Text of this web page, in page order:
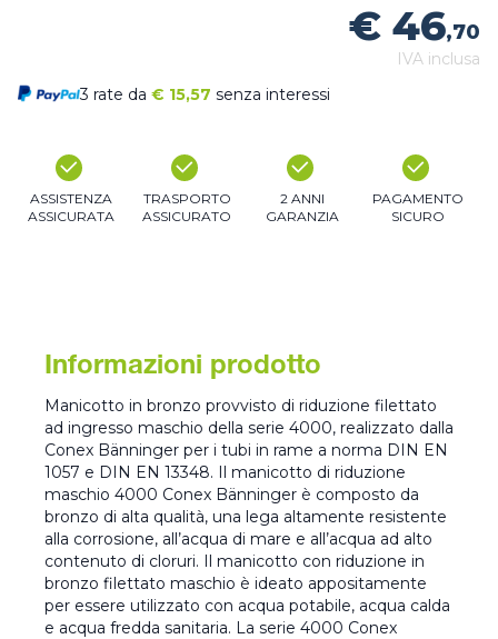
€ 46,70
IVA inclusa
3 rate da € 15,57 senza interessi
ASSISTENZA
ASSICURATA
TRASPORTO
ASSICURATO
2 ANNI
GARANZIA
PAGAMENTO
SICURO
Informazioni prodotto
Manicotto in bronzo provvisto di riduzione filettato
ad ingresso maschio della serie 4000, realizzato dalla
Conex Bänninger per i tubi in rame a norma DIN EN
1057 e DIN EN 13348. Il manicotto di riduzione
maschio 4000 Conex Bänninger è composto da
bronzo di alta qualità, una lega altamente resistente
alla corrosione, all’acqua di mare e all’acqua ad alto
contenuto di cloruri. Il manicotto con riduzione in
bronzo filettato maschio è ideato appositamente
per essere utilizzato con acqua potabile, acqua calda
e acqua fredda sanitaria. La serie 4000 Conex